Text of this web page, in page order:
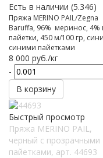
Есть в наличии (5.346)
Пряжа MERINO PAIL/Zegna
Baruffa, 96% меринос, 4%
пайетки, 450 м/100 гр,
синими пайетками
8 000 руб./кг
-
В корзину
Быстрый просмотр
Пряжа MERINO PAIL,
черный с прозрачными
пайетками, арт. 44693